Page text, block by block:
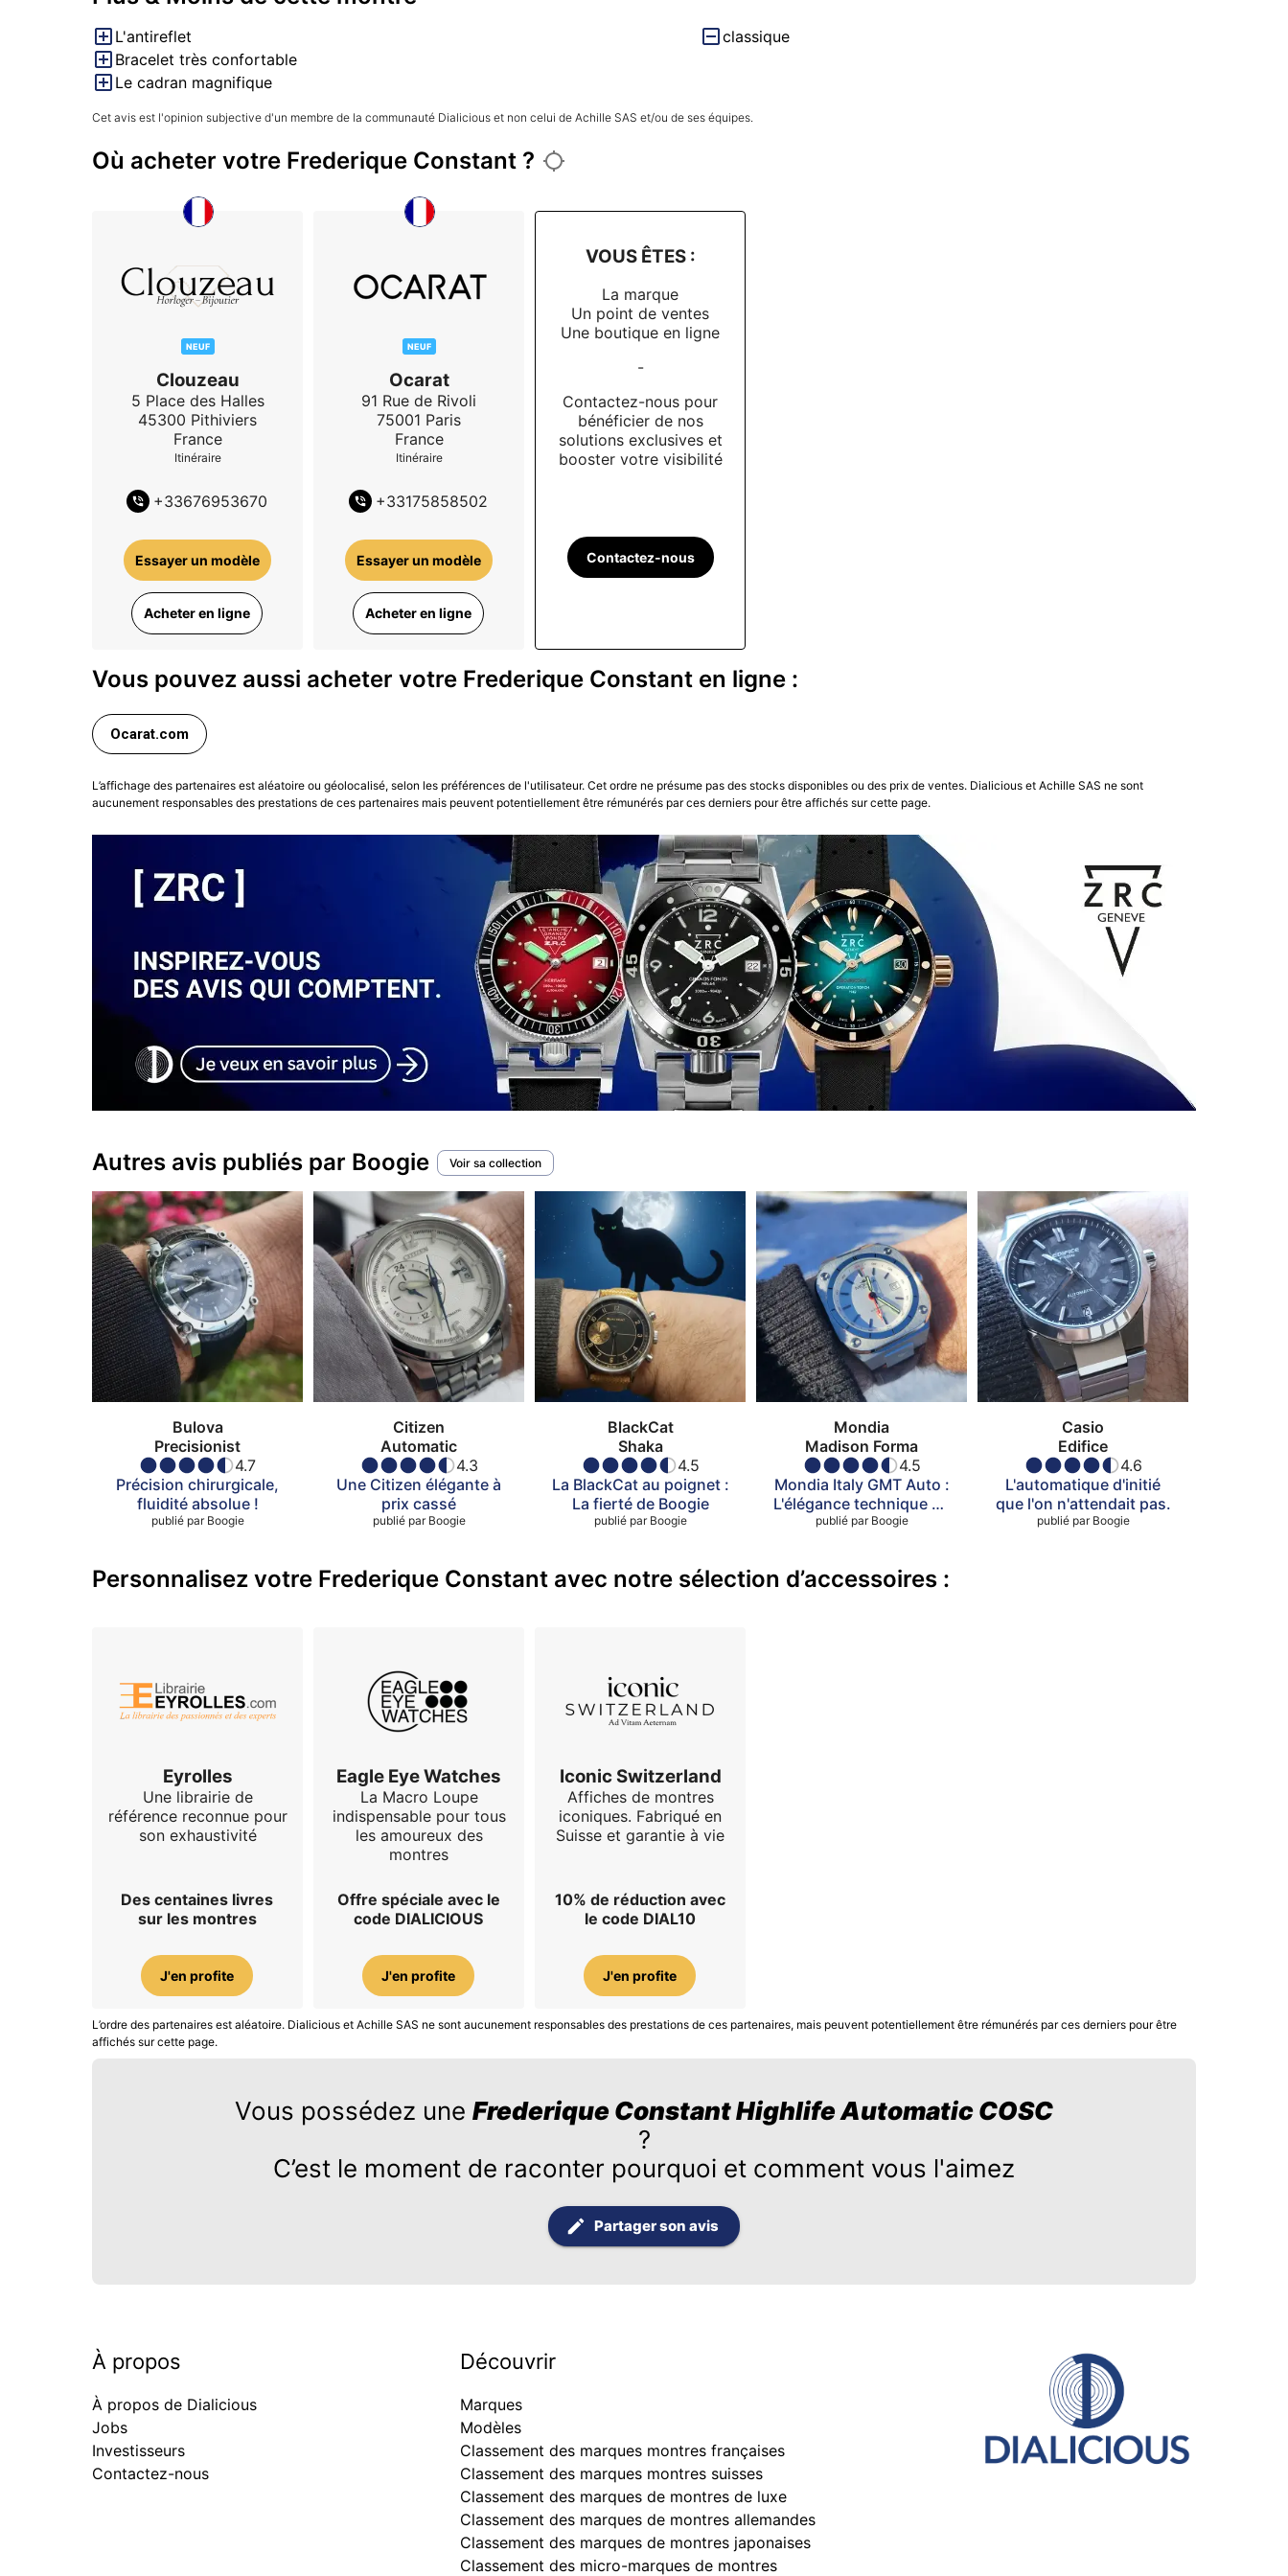
Réserve de marche : 38 heures.
Le petit plus : Le système de bracelet interchangeable sans outil.
L'antireflet
Bracelet très confortable
Le cadran magnifique
classique
Cet avis est l'opinion subjective d'un membre de la communauté Dialicious et non celui de Achille SAS et/ou de ses équipes.
Où acheter votre Frederique Constant ?
NEUF
Clouzeau
5 Place des Halles
45300 Pithiviers
France
Itinéraire
+33676953670
Essayer un modèle
Acheter en ligne
NEUF
Ocarat
91 Rue de Rivoli
75001 Paris
France
Itinéraire
+33175858502
Essayer un modèle
Acheter en ligne
VOUS ÊTES :
La marque
Un point de ventes
Une boutique en ligne
-
Contactez-nous pour
bénéficier de nos
solutions exclusives et
booster votre visibilité
Contactez-nous
Vous pouvez aussi acheter votre Frederique Constant en ligne :
Ocarat.com
L’affichage des partenaires est aléatoire ou géolocalisé, selon les préférences de l'utilisateur. Cet ordre ne présume pas des stocks disponibles ou des prix de ventes. Dialicious et Achille SAS ne sont
aucunement responsables des prestations de ces partenaires mais peuvent potentiellement être rémunérés par ces derniers pour être affichés sur cette page.
Autres avis publiés par Boogie Voir sa collection
Bulova
Precisionist
4.7
Précision chirurgicale,
fluidité absolue !
publié par Boogie
Citizen
Automatic
4.3
Une Citizen élégante à
prix cassé
publié par Boogie
BlackCat
Shaka
4.5
La BlackCat au poignet :
La fierté de Boogie
publié par Boogie
Mondia
Madison Forma
4.5
​Mondia Italy GMT Auto :
L'élégance technique au
poignet
publié par Boogie
Casio
Edifice
4.6
L'automatique d'initié
que l'on n'attendait pas.
publié par Boogie
Personnalisez votre Frederique Constant avec notre sélection d’accessoires :
Eyrolles
Une librairie de
référence reconnue pour
son exhaustivité
Des centaines livres
sur les montres
J'en profite
Eagle Eye Watches
La Macro Loupe
indispensable pour tous
les amoureux des
montres
Offre spéciale avec le
code DIALICIOUS
J'en profite
Iconic Switzerland
Affiches de montres
iconiques. Fabriqué en
Suisse et garantie à vie
10% de réduction avec
le code DIAL10
J'en profite
L’ordre des partenaires est aléatoire. Dialicious et Achille SAS ne sont aucunement responsables des prestations de ces partenaires, mais peuvent potentiellement être rémunérés par ces derniers pour être
affichés sur cette page.
Vous possédez une Frederique Constant Highlife Automatic COSC
?
C’est le moment de raconter pourquoi et comment vous l'aimez
Partager son avis
À propos
À propos de Dialicious
Jobs
Investisseurs
Contactez-nous
Découvrir
Marques
Modèles
Classement des marques montres françaises
Classement des marques montres suisses
Classement des marques de montres de luxe
Classement des marques de montres allemandes
Classement des marques de montres japonaises
Classement des micro-marques de montres